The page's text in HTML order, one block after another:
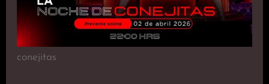
conejitas